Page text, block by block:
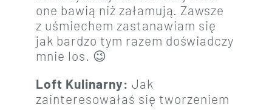
one bawią niż załamują. Zawsze
z uśmiechem zastanawiam się
jak bardzo tym razem doświadczy
mnie los. 😉
Loft Kulinarny: Jak
zainteresowałaś się tworzeniem